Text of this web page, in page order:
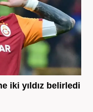
iki yıldız belirledi